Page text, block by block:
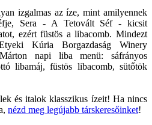
izgalmas az íze, mint amilyennek
Sera - A Tetovált Séf - kicsit
ezért füstös a libacomb. Mindezt
Kúria Borgazdaság Winery
napi liba menü: sáfrányos
libamáj, füstös libacomb, sütőtök
és italok klasszikus ízeit! Ha nincs
nézd meg legújabb társkeresőinket!